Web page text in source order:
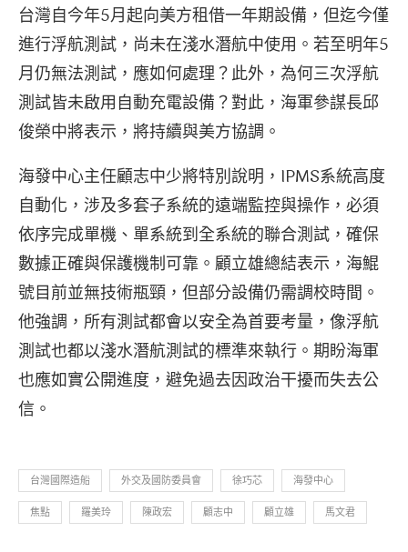
台灣自今年5月起向美方租借一年期設備，但迄今僅
進行浮航測試，尚未在淺水潛航中使用。若至明年5
月仍無法測試，應如何處理？此外，為何三次浮航
測試皆未啟用自動充電設備？對此，海軍參謀長邱
俊榮中將表示，將持續與美方協調。
海發中心主任顧志中少將特別說明，IPMS系統高度
自動化，涉及多套子系統的遠端監控與操作，必須
依序完成單機、單系統到全系統的聯合測試，確保
數據正確與保護機制可靠。顧立雄總結表示，海鯤
號目前並無技術瓶頸，但部分設備仍需調校時間。
他強調，所有測試都會以安全為首要考量，像浮航
測試也都以淺水潛航測試的標準來執行。期盼海軍
也應如實公開進度，避免過去因政治干擾而失去公
信。
台灣國際造船 外交及國防委員會 徐巧芯 海發中心
焦點 羅美玲 陳政宏 顧志中 顧立雄 馬文君